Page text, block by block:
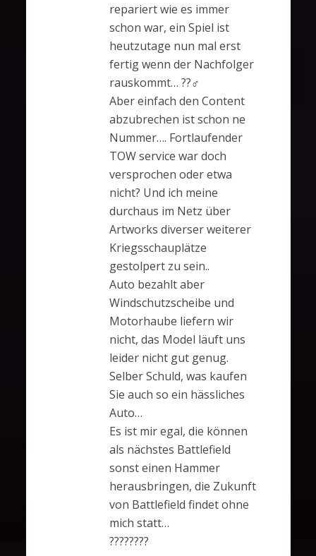
repariert wie es immer
schon war, ein Spiel ist
heutzutage nun mal erst
fertig wenn der Nachfolger
rauskommt… ??‍♂️
Aber einfach den Content
abzubrechen ist schon ne
Nummer…. Fortlaufender
TOW service war doch
versprochen oder etwa
nicht? Und ich meine
durchaus im Netz über
Artworks diverser weiterer
Kriegsschauplätze
gestolpert zu sein..
Auto bezahlt aber
Windschutzscheibe und
Motorhaube liefern wir
nicht, das Model läuft uns
leider nicht gut genug.
Selber Schuld, was kaufen
Sie auch so ein hässliches
Auto…
Es ist mir egal, die können
als nächstes Battlefield
sonst einen Hammer
herausbringen, die Zukunft
von Battlefield findet ohne
mich statt…
????????